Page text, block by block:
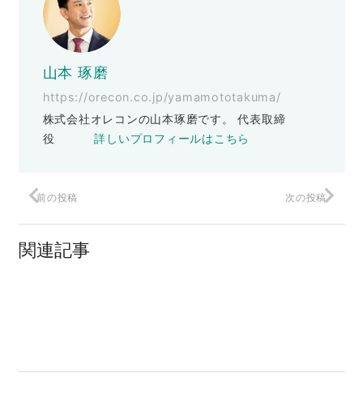
山本 琢磨
https://orecon.co.jp/yamamototakuma/
株式会社オレコンの山本琢磨です。 代表取締
役詳しいプロフィールはこちら
前の投稿 次の投稿
関連記事
【ポジショニング戦略の達人】BUPPAN!